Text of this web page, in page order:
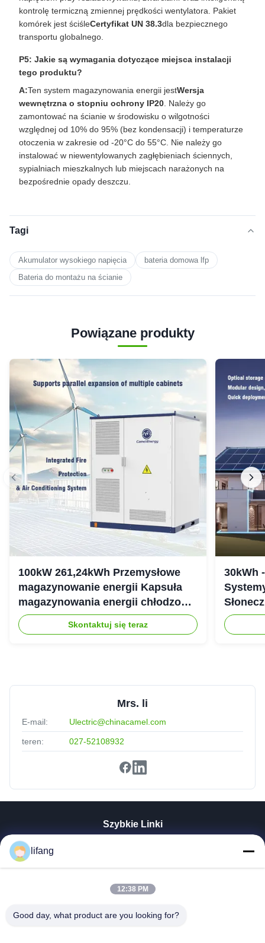
kontrolę termiczną zmiennej prędkości wentylatora. Pakiet
komórek jest ściśleCertyfikat UN 38.3dla bezpiecznego
transportu globalnego.
P5: Jakie są wymagania dotyczące miejsca instalacji
tego produktu?
A:Ten system magazynowania energii jestWersja
wewnętrzna o stopniu ochrony IP20 . Należy go
zamontować na ścianie w środowisku o wilgotności
względnej od 10% do 95% (bez kondensacji) i temperaturze
otoczenia w zakresie od -20°C do 55°C. Nie należy go
instalować w niewentylowanych zagłębieniach ściennych,
sypialniach mieszkalnych lub miejscach narażonych na
bezpośrednie opady deszczu.
Tagi
Akumulator wysokiego napięcia
bateria domowa lfp
Bateria do montażu na ścianie
Powiązane produkty
100kW 261,24kWh Przemysłowe
magazynowanie energii Kapsuła
magazynowania energii chłodzonej
cieczą IP54
Skontaktuj się teraz
30kWh
Mrs. li
E-mail: Ulectric@chinacamel.com
teren: 027-52108932
Szybkie Linki
Wycieczka Po Fabryce
Skontaktuj Się Z Nami
lifang
12:38 PM
Good day, what product are you looking for?